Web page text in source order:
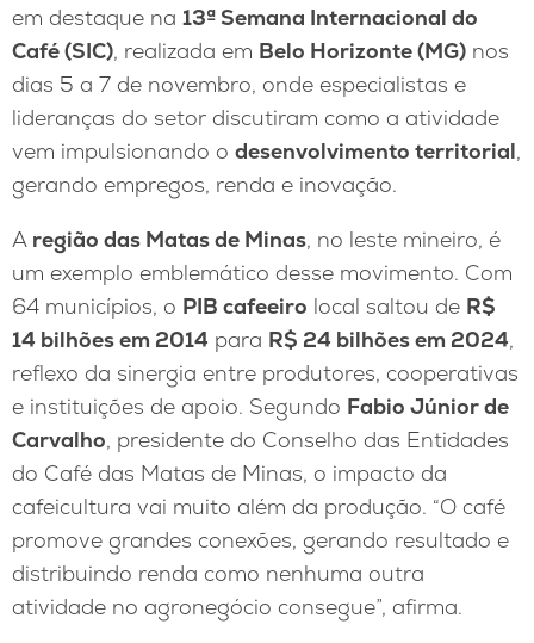
em destaque na 13ª Semana Internacional do
Café (SIC), realizada em Belo Horizonte (MG) nos
dias 5 a 7 de novembro, onde especialistas e
lideranças do setor discutiram como a atividade
vem impulsionando o desenvolvimento territorial,
gerando empregos, renda e inovação.
A região das Matas de Minas, no leste mineiro, é
um exemplo emblemático desse movimento. Com
64 municípios, o PIB cafeeiro local saltou de R$
14 bilhões em 2014 para R$ 24 bilhões em 2024,
reflexo da sinergia entre produtores, cooperativas
e instituições de apoio. Segundo Fabio Júnior de
Carvalho, presidente do Conselho das Entidades
do Café das Matas de Minas, o impacto da
cafeicultura vai muito além da produção. “O café
promove grandes conexões, gerando resultado e
distribuindo renda como nenhuma outra
atividade no agronegócio consegue”, afirma.